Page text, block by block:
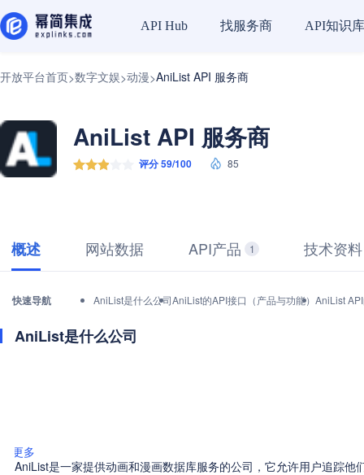
API Hub 找服务商 API知识库
开放平台首页>数字文娱>动漫>AniList API 服务商
AniList API 服务商
评分 59/100 85
概述 网站数据 API产品 1 技术资料
快速导航 AniList是什么公司AniList的API接口（产品与功能） AniList
AniList是什么公司
更多
AniList是一家提供动画和漫画数据库服务的公司，它允许用户追踪他